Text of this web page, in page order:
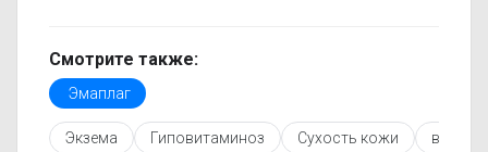
только актуальные данные.
Перед покупкой рекомендуется ознакомиться с
инструкцией по применению, показаниями и
противопоказаниями. При необходимости вы
можете подобрать аналоги Эмаплаг с похожим
Смотрите также:
Эмаплаг
Экзема Гиповитаминоз Сухость кожи